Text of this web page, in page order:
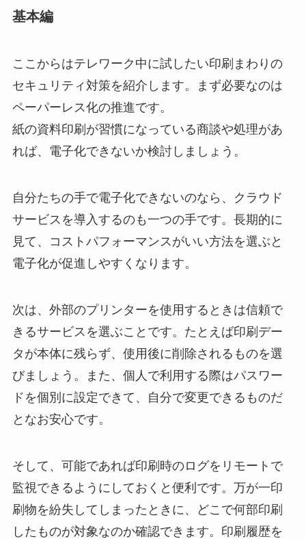
基本編
ここからはテレワーク中に試したい印刷まわりの
セキュリティ対策を紹介します。まず必要なのは
ペーパーレス化の推進です。
紙の資料印刷が習慣になっている商談や処理があ
れば、電子化できないか検討しましょう。
自分たちの手で電子化できないのなら、クラウド
サービスを導入するのも一つの手です。長期的に
見て、コストパフォーマンスがいい方法を選ぶと
電子化が促進しやすくなります。
次は、外部のプリンターを使用するときは信頼で
きるサービスを選ぶことです。たとえば印刷デー
タが本体に残らず、使用後に削除されるものを選
びましょう。また、個人で利用する際はパスワー
ドを個別に設定できて、自分で変更できるものだ
となお安心です。
そして、可能であれば印刷時のログをリモートで
監視できるようにしておくと便利です。万が一印
刷物を紛失してしまったときに、どこで何部印刷
したものが対象なのか確認できます。印刷履歴を